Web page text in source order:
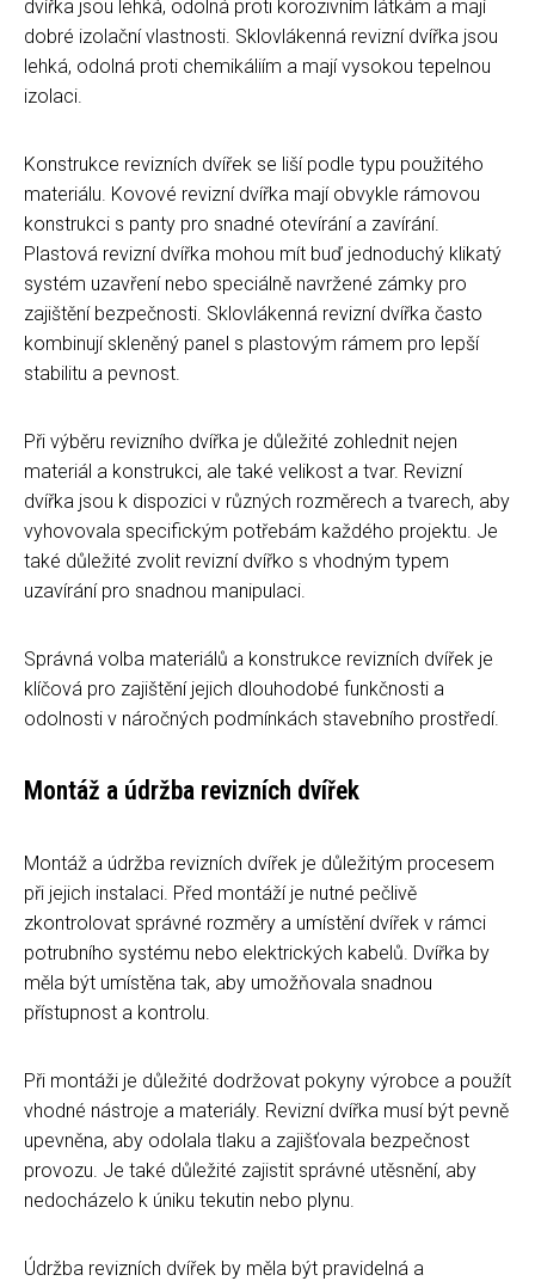
dvířka jsou lehká, odolná proti korozivním látkám a mají
dobré izolační vlastnosti. Sklovlákenná revizní dvířka jsou
lehká, odolná proti chemikáliím a mají vysokou tepelnou
izolaci.
Konstrukce revizních dvířek se liší podle typu použitého
materiálu. Kovové revizní dvířka mají obvykle rámovou
konstrukci s panty pro snadné otevírání a zavírání.
Plastová revizní dvířka mohou mít buď jednoduchý klikatý
systém uzavření nebo speciálně navržené zámky pro
zajištění bezpečnosti. Sklovlákenná revizní dvířka často
kombinují skleněný panel s plastovým rámem pro lepší
stabilitu a pevnost.
Při výběru revizního dvířka je důležité zohlednit nejen
materiál a konstrukci, ale také velikost a tvar. Revizní
dvířka jsou k dispozici v různých rozměrech a tvarech, aby
vyhovovala specifickým potřebám každého projektu. Je
také důležité zvolit revizní dvířko s vhodným typem
uzavírání pro snadnou manipulaci.
Správná volba materiálů a konstrukce revizních dvířek je
klíčová pro zajištění jejich dlouhodobé funkčnosti a
odolnosti v náročných podmínkách stavebního prostředí.
Montáž a údržba revizních dvířek
Montáž a údržba revizních dvířek je důležitým procesem
při jejich instalaci. Před montáží je nutné pečlivě
zkontrolovat správné rozměry a umístění dvířek v rámci
potrubního systému nebo elektrických kabelů. Dvířka by
měla být umístěna tak, aby umožňovala snadnou
přístupnost a kontrolu.
Při montáži je důležité dodržovat pokyny výrobce a použít
vhodné nástroje a materiály. Revizní dvířka musí být pevně
upevněna, aby odolala tlaku a zajišťovala bezpečnost
provozu. Je také důležité zajistit správné utěsnění, aby
nedocházelo k úniku tekutin nebo plynu.
Údržba revizních dvířek by měla být pravidelná a